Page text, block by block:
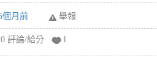
個月前 舉報
0 評論/給分 1